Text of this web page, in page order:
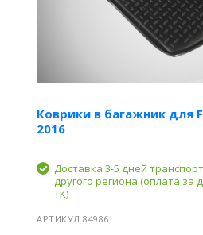
Коврики в багажник для
2016
Доставка 3-5 дней
другого региона (оплата за
ТК)
АРТИКУЛ 84986